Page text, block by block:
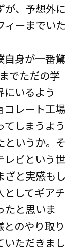
が、予想外に
ィーまでいた
自身が一番驚
でただの学
いるよう
コレート工場
しまうよう
というか。そ
レビという世
ざと実感もし
としてギアチ
たと思いま
のやり取り
いただきまし